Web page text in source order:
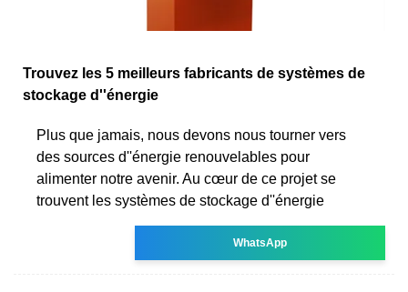
Trouvez les 5 meilleurs fabricants de systèmes de
stockage d''énergie
Plus que jamais, nous devons nous tourner vers
des sources d''énergie renouvelables pour
alimenter notre avenir. Au cœur de ce projet se
trouvent les systèmes de stockage d''énergie
WhatsApp